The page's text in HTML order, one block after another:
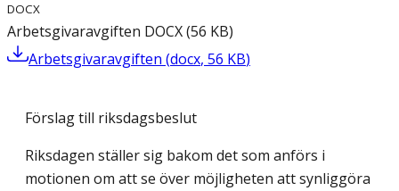
DOCX
Arbetsgivaravgiften DOCX(56 KB)
Arbetsgivaravgiften (docx, 56 KB)
Förslag till riksdagsbeslut
Riksdagen ställer sig bakom det som anförs i
motionen om att se över möjligheten att synliggöra